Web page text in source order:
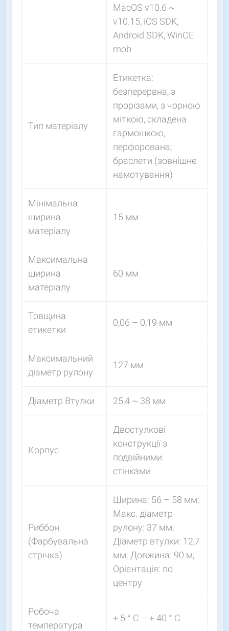
MacOS v10.6 ~
v10.15, iOS SDK,
Android SDK, WinCE
mob
Тип матеріалу
Етикетка:
безперервна, з
прорізами, з чорною
міткою, складена
гармошкою,
перфорована;
браслети (зовнішнє
намотування)
Мінімальна
ширина
матеріалу
15 мм
Максимальна
ширина
матеріалу
60 мм
Товщина
етикетки
0,06 – 0,19 мм
Максимальний
діаметр рулону
127 мм
Діаметр Втулки 25,4 ~ 38 мм
Корпус
Двостулкові
конструкції з
подвійними
стінками
Риббон
(Фарбувальна
стрічка)
Ширина: 56 – 58 мм;
Макс. діаметр
рулону: 37 мм;
Діаметр втулки: 12,7
мм; Довжина: 90 м;
Орієнтація: по
центру
Робоча
температура
+ 5 ° C – + 40 ° C